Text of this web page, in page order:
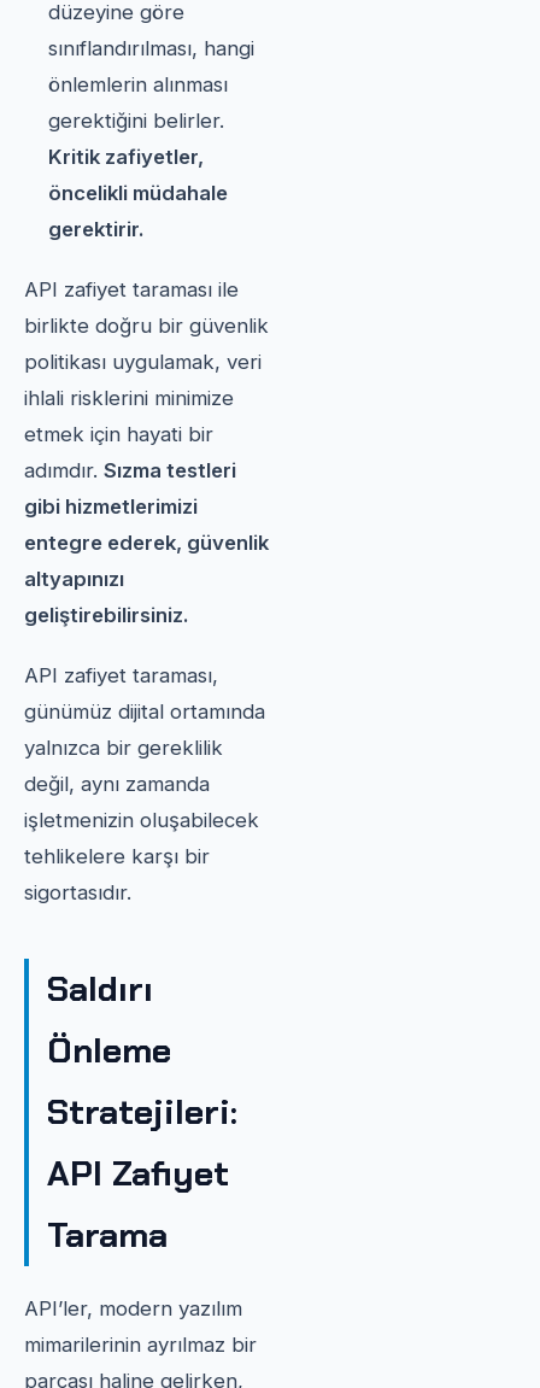
düzeyine göre
sınıflandırılması, hangi
önlemlerin alınması
gerektiğini belirler.
Kritik zafiyetler,
öncelikli müdahale
gerektirir.
API zafiyet taraması ile
birlikte doğru bir güvenlik
politikası uygulamak, veri
ihlali risklerini minimize
etmek için hayati bir
adımdır. Sızma testleri
gibi hizmetlerimizi
entegre ederek, güvenlik
altyapınızı
geliştirebilirsiniz.
API zafiyet taraması,
günümüz dijital ortamında
yalnızca bir gereklilik
değil, aynı zamanda
işletmenizin oluşabilecek
tehlikelere karşı bir
sigortasıdır.
Saldırı
Önleme
Stratejileri:
API Zafiyet
Tarama
API’ler, modern yazılım
mimarilerinin ayrılmaz bir
parçası haline gelirken,